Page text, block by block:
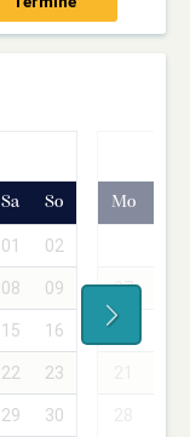
Sa So
01 02
08 09
15 16
22 23
29 30
Mo
07